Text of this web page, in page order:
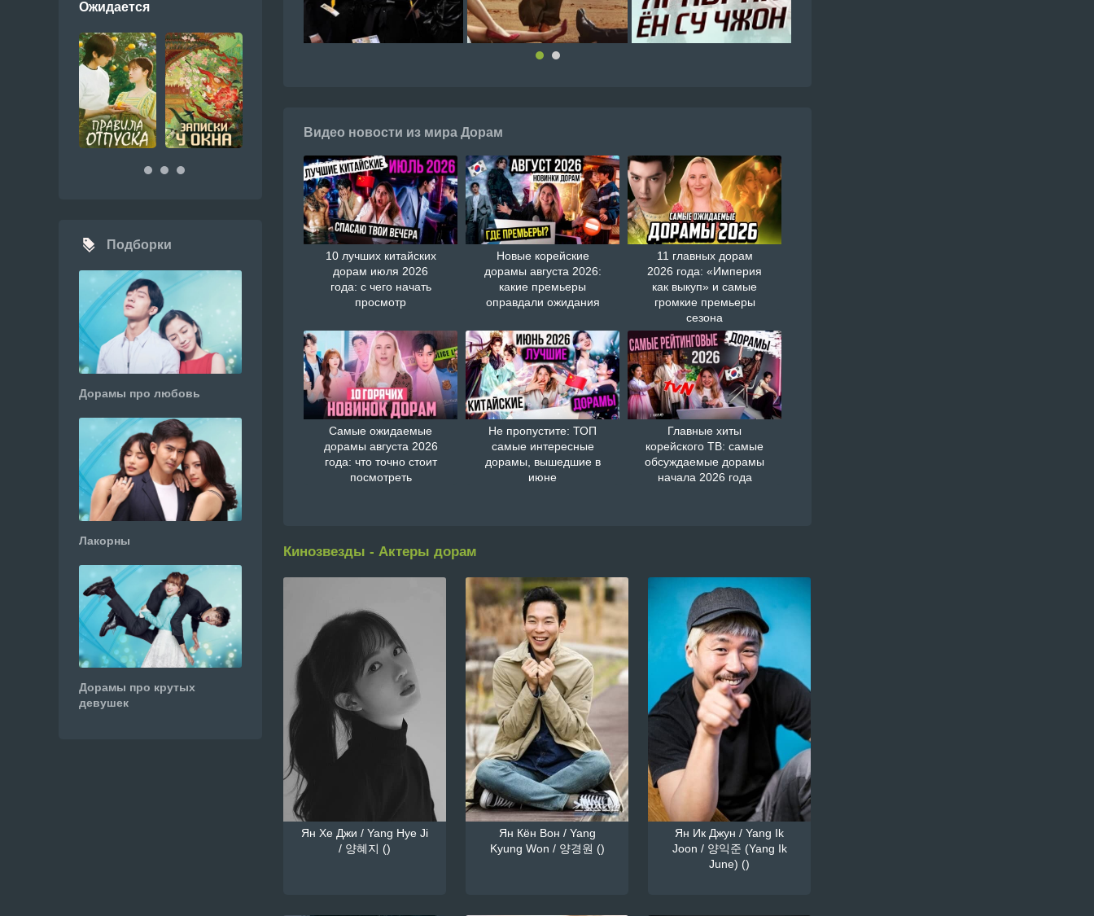
Видео новости из мира Дорам
10 лучших китайских
дорам июля 2026
года: с чего начать
просмотр
Новые корейские
дорамы августа 2026:
какие премьеры
оправдали ожидания
11 главных дорам
2026 года: «Империя
как выкуп» и самые
громкие премьеры
сезона
Самые ожидаемые
дорамы августа 2026
года: что точно стоит
посмотреть
Не пропустите: ТОП
самые интересные
дорамы, вышедшие в
июне
Главные хиты
корейского ТВ: самые
обсуждаемые дорамы
начала 2026 года
Кинозвезды - Актеры дорам
Ян Хе Джи / Yang Hye Ji
/ 양혜지 ()
Ян Кён Вон / Yang
Kyung Won / 양경원 ()
Ян Ик Джун / Yang Ik
Joon / 양익준 (Yang Ik
June) ()
Ожидается
Подборки
Дорамы про любовь
Лакорны
Дорамы про крутых
девушек